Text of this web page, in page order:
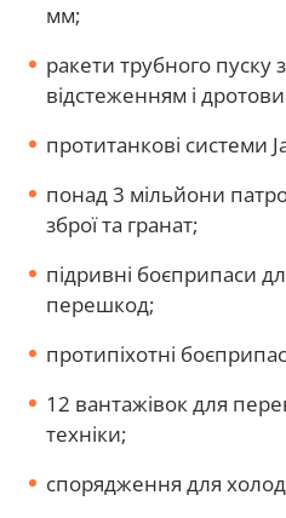
мм;
ракети трубного пуску
відстеженням і
протитанкові системи
понад 3 мільйони
зброї та гранат;
підривні боєприпаси
перешкод;
протипіхотні
12 вантажівок для
техніки;
спорядження для